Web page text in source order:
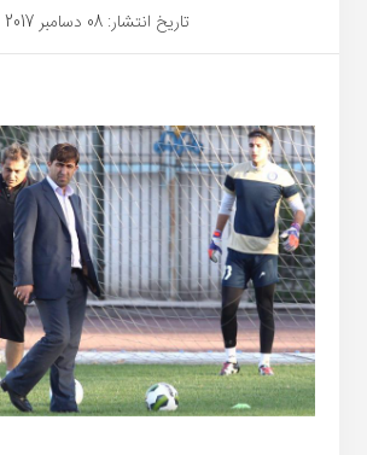
تاریخ انتشار: 08 دسامبر 2017